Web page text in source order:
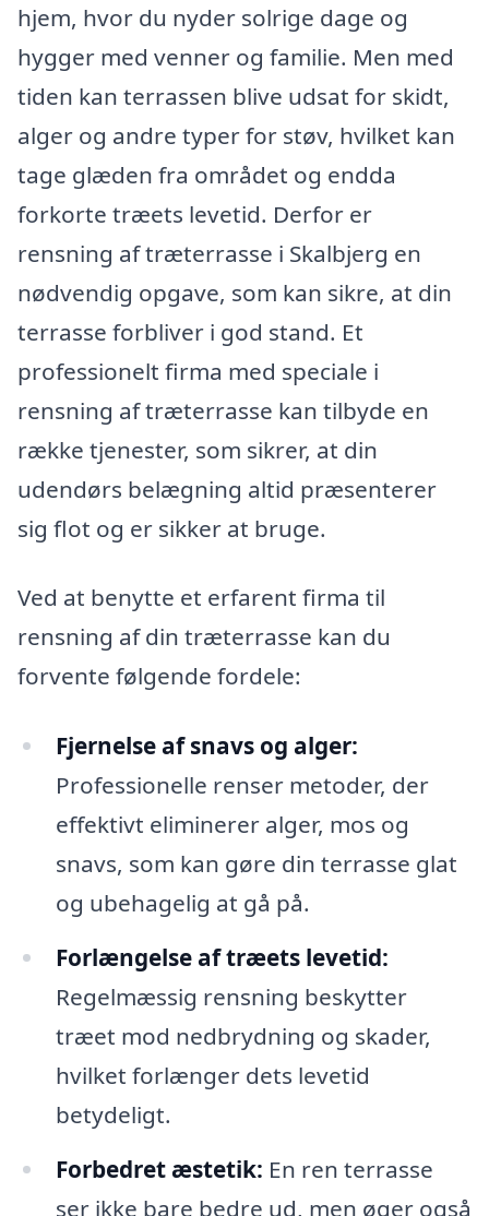
hjem, hvor du nyder solrige dage og
hygger med venner og familie. Men med
tiden kan terrassen blive udsat for skidt,
alger og andre typer for støv, hvilket kan
tage glæden fra området og endda
forkorte træets levetid. Derfor er
rensning af træterrasse i Skalbjerg en
nødvendig opgave, som kan sikre, at din
terrasse forbliver i god stand. Et
professionelt firma med speciale i
rensning af træterrasse kan tilbyde en
række tjenester, som sikrer, at din
udendørs belægning altid præsenterer
sig flot og er sikker at bruge.
Ved at benytte et erfarent firma til
rensning af din træterrasse kan du
forvente følgende fordele:
Fjernelse af snavs og alger:
Professionelle renser metoder, der
effektivt eliminerer alger, mos og
snavs, som kan gøre din terrasse glat
og ubehagelig at gå på.
Forlængelse af træets levetid:
Regelmæssig rensning beskytter
træet mod nedbrydning og skader,
hvilket forlænger dets levetid
betydeligt.
Forbedret æstetik: En ren terrasse
ser ikke bare bedre ud, men øger også